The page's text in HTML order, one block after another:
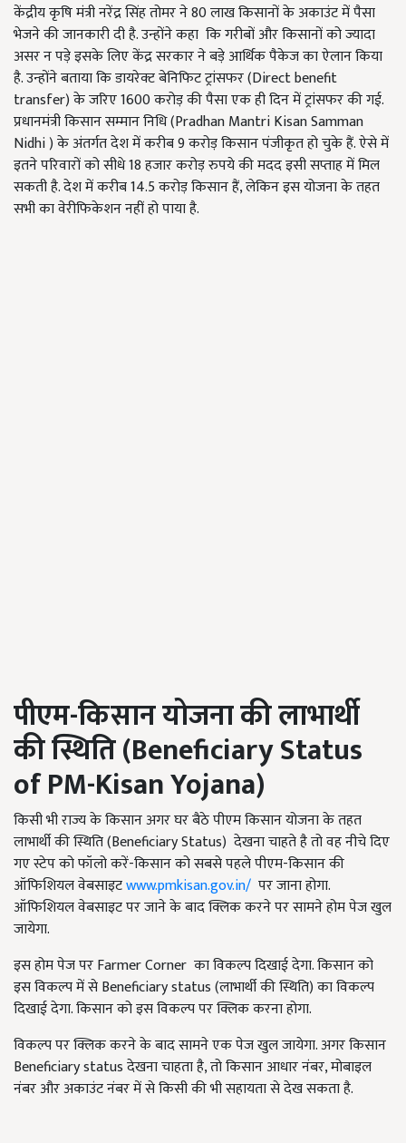
केंद्रीय कृषि मंत्री नरेंद्र सिंह तोमर ने 80 लाख किसानों के अकाउंट में पैसा
भेजने की जानकारी दी है. उन्होंने कहा कि गरीबों और किसानों को ज्यादा
असर न पड़े इसके लिए केंद्र सरकार ने बड़े आर्थिक पैकेज का ऐलान किया
है. उन्होंने बताया कि डायरेक्ट बेनिफिट ट्रांसफर (Direct benefit
transfer) के जरिए 1600 करोड़ की पैसा एक ही दिन में ट्रांसफर की गई.
प्रधानमंत्री किसान सम्मान निधि (Pradhan Mantri Kisan Samman
Nidhi ) के अंतर्गत देश में करीब 9 करोड़ किसान पंजीकृत हो चुके हैं. ऐसे में
इतने परिवारों को सीधे 18 हजार करोड़ रुपये की मदद इसी सप्ताह में मिल
सकती है. देश में करीब 14.5 करोड़ किसान हैं, लेकिन इस योजना के तहत
सभी का वेरीफिकेशन नहीं हो पाया है.
पीएम-किसान योजना की लाभार्थी
की स्थिति (Beneficiary Status
of PM-Kisan Yojana)
किसी भी राज्य के किसान अगर घर बैठे पीएम किसान योजना के तहत
लाभार्थी की स्थिति (Beneficiary Status) देखना चाहते है तो वह नीचे दिए
गए स्टेप को फॉलो करें-किसान को सबसे पहले पीएम-किसान की
ऑफिशियल वेबसाइटwww.pmkisan.gov.in/ पर जाना होगा.
ऑफिशियल वेबसाइट पर जाने के बाद क्लिक करने पर सामने होम पेज खुल
जायेगा.
इस होम पेज पर Farmer Corner का विकल्प दिखाई देगा. किसान को
इस विकल्प में से Beneficiary status (लाभार्थी की स्थिति) का विकल्प
दिखाई देगा. किसान को इस विकल्प पर क्लिक करना होगा.
विकल्प पर क्लिक करने के बाद सामने एक पेज खुल जायेगा. अगर किसान
Beneficiary status देखना चाहता है, तो किसान आधार नंबर, मोबाइल
नंबर और अकाउंट नंबर में से किसी की भी सहायता से देख सकता है.